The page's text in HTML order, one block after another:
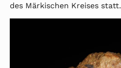
des Märkischen Kreises statt.